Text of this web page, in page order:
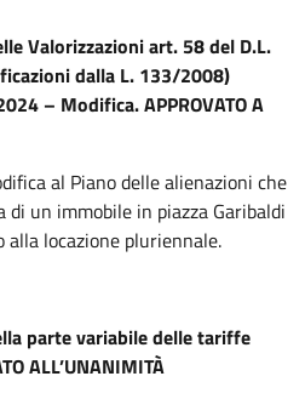
Valorizzazioni art. 58 del D.L.
dalla L. 133/2008)
– Modifica. APPROVATO A
al Piano delle alienazioni che
di un immobile in piazza Garibaldi
locazione pluriennale.
parte variabile delle tariffe
ALL’UNANIMITÀ